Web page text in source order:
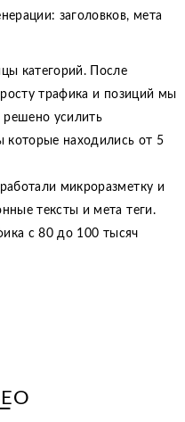
заголовков, мета
категорий. После
трафика и позиций мы
решено усилить
которые находились от 5
микроразметку и
тексты и мета теги.
с 80 до 100 тысяч